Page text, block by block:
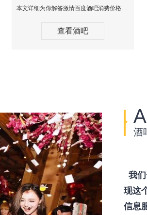
本文详细为你解答激情百度酒吧消费价格点评，更多关于酒吧女孩美女价格哪家便宜免费咨询150 99997335微信同步！
查看酒吧
酒
我
现这
信息